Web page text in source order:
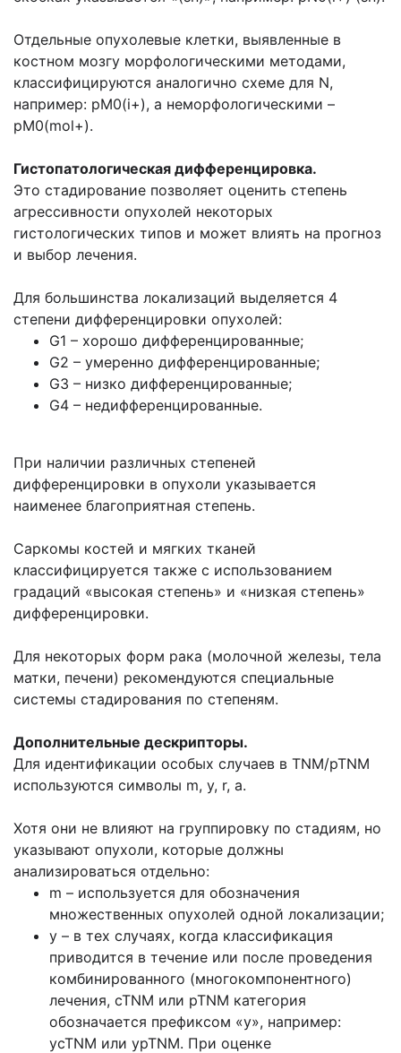
Отдельные опухолевые клетки, выявленные в
костном мозгу морфологическими методами,
классифицируются аналогично схеме для N,
например: pM0(i+), а неморфологическими –
pM0(mol+).
Гистопатологическая дифференцировка.
Это стадирование позволяет оценить степень
агрессивности опухолей некоторых
гистологических типов и может влиять на прогноз
и выбор лечения.
Для большинства локализаций выделяется 4
степени дифференцировки опухолей:
G1 – хорошо дифференцированные;
G2 – умеренно дифференцированные;
G3 – низко дифференцированные;
G4 – недифференцированные.
При наличии различных степеней
дифференцировки в опухоли указывается
наименее благоприятная степень.
Саркомы костей и мягких тканей
классифицируется также с использованием
градаций «высокая степень» и «низкая степень»
дифференцировки.
Для некоторых форм рака (молочной железы, тела
матки, печени) рекомендуются специальные
системы стадирования по степеням.
Дополнительные дескрипторы.
Для идентификации особых случаев в TNM/pTNM
используются символы m, у, r, а.
Хотя они не влияют на группировку по стадиям, но
указывают опухоли, которые должны
анализироваться отдельно:
m – используется для обозначения
множественных опухолей одной локализации;
у – в тех случаях, когда классификация
приводится в течение или после проведения
комбинированного (многокомпонентного)
лечения, cTNM или pTNM категория
обозначается префиксом «у», например:
ycTNM или ypTNM. При оценке